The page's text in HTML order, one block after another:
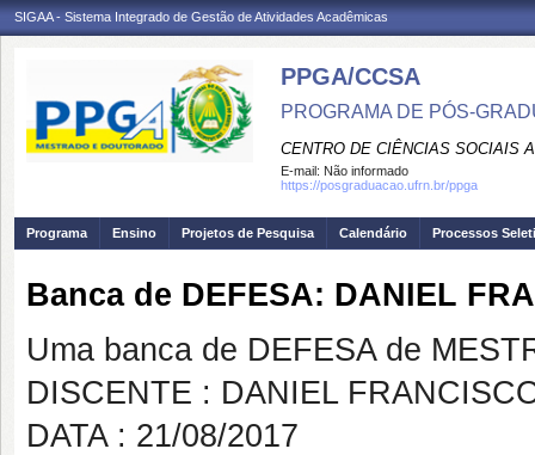
SIGAA - Sistema Integrado de Gestão de Atividades Acadêmicas
PPGA/CCSA
PROGRAMA DE PÓS-
CENTRO DE CIÊNCIAS SOCIAIS
E-mail: Não informado
https://posgraduacao.ufrn.br/ppga
Programa Ensino Projetos de Pesquisa Calendário Processos
Banca de DEFESA: DANIEL
Uma banca de DEFESA de
DISCENTE : DANIEL
DATA : 21/08/2017